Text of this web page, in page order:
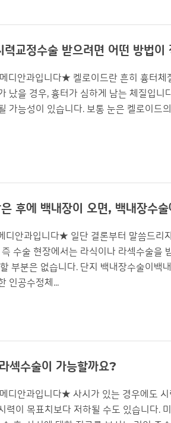
교정수술 받으려면 어떤 방법이
디안과입니다★ 켈로이드란 흔히 흉터체
났을 경우, 흉터가 심하게 남는 체질입니
가능성이 있습니다. 보통 눈은 켈로이드
후에 백내장이 오면, 백내장수
안과입니다★ 일단 결론부터 말씀드리
수술 현장에서는 라식이나 라섹수술을
부분은 없습니다. 단지 백내장수술이백
인공수정체...
섹수술이 가능할까요?
디안과입니다★ 사시가 있는 경우에도 시
이 목표치보다 저하될 수도 있습니다.